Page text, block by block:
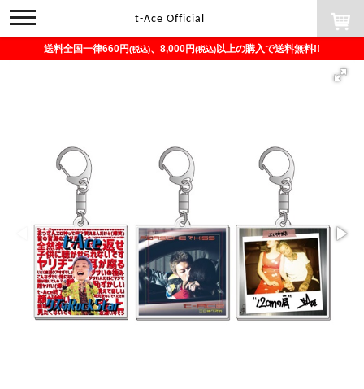
toggle
navigation
t-Ace Official
送料全国一律660円(税込)、8,000円(税込)以上の購入で送料無料!!